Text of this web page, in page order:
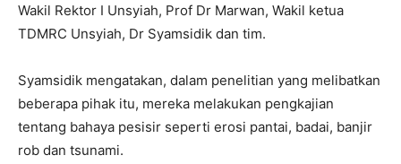
Wakil Rektor I Unsyiah, Prof Dr Marwan, Wakil ketua
TDMRC Unsyiah, Dr Syamsidik dan tim.
Syamsidik mengatakan, dalam penelitian yang melibatkan
beberapa pihak itu, mereka melakukan pengkajian
tentang bahaya pesisir seperti erosi pantai, badai, banjir
rob dan tsunami.